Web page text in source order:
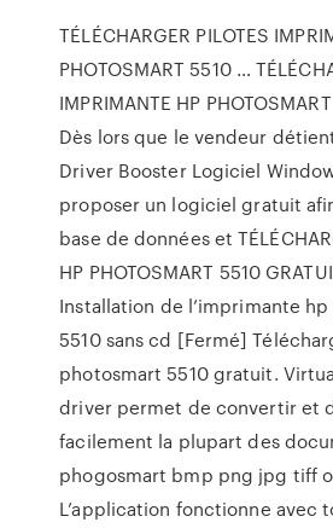
TÉLÉCHARGER PILOTES
PHOTOSMART 5510 …
IMPRIMANTE HP
Dès lors que le vendeur
Driver Booster Logiciel
proposer un logiciel gratuit
base de données et
HP PHOTOSMART 5510
Installation de l’imprimante
5510 sans cd [Fermé]
photosmart 5510 gratuit.
driver permet de convertir et
facilement la plupart des
phogosmart bmp png jpg tiff
L’application fonctionne avec